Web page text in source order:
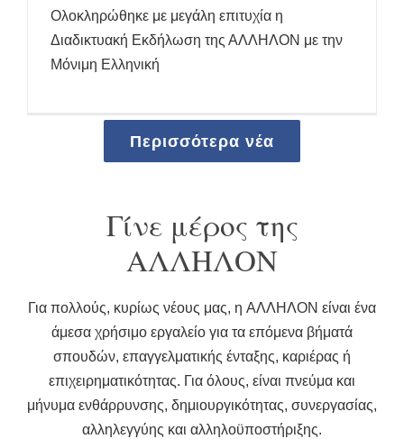
Ολοκληρώθηκε με μεγάλη επιτυχία η
Διαδικτυακή Εκδήλωση της ΑΛΛΗΛΟΝ με την
Μόνιμη Ελληνική
Περισσότερα νέα
Γίνε μέρος της
ΑΛΛΗΛΟΝ
Για πολλούς, κυρίως νέους μας, η AΛΛΗΛΟΝ είναι ένα
άμεσα χρήσιμο εργαλείο για τα επόμενα βήματά
σπουδών, επαγγελματικής ένταξης, καριέρας ή
επιχειρηματικότητας. Για όλους, είναι πνεύμα και
μήνυμα ενθάρρυνσης, δημιουργικότητας, συνεργασίας,
αλληλεγγύης και αλληλοϋποστήριξης.